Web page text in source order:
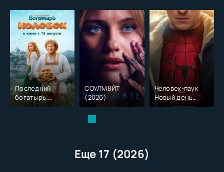
Последний
богатырь.
Колобок (2026)
СОУЛМ8ЙТ
(2026)
Человек-паук:
Новый день
(2026)
Еще 17 (2026)